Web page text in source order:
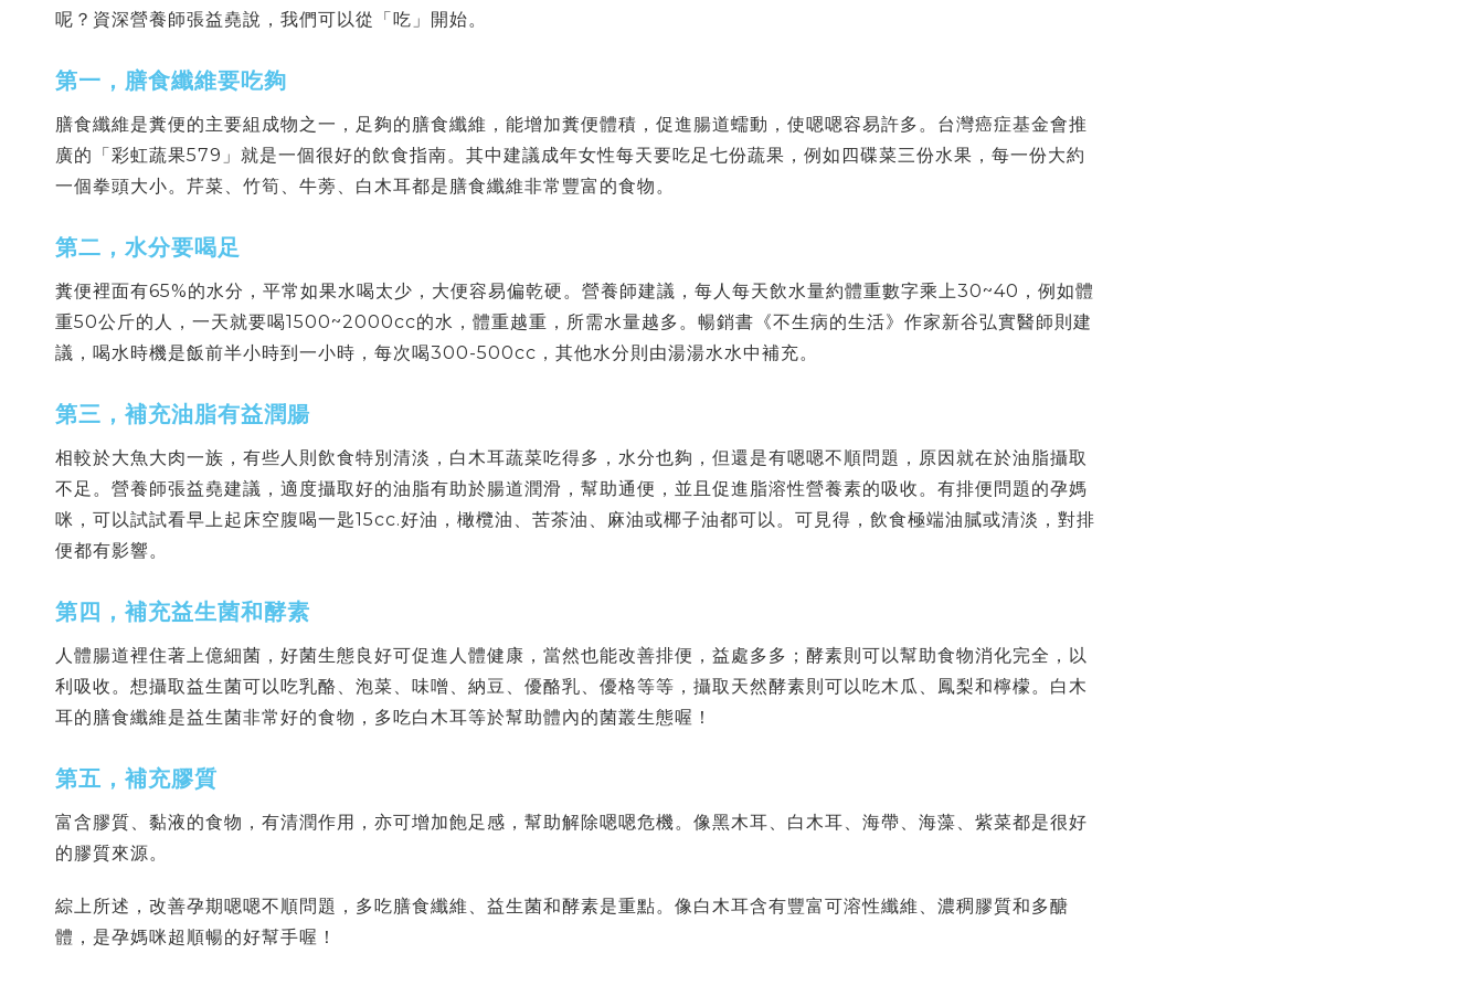
呢？資深營養師張益堯說，我們可以從「吃」開始。
第一，膳食纖維要吃夠
膳食纖維是糞便的主要組成物之一，足夠的膳食纖維，能增加糞便體積，促進腸道蠕動，使嗯嗯容易許多。台灣癌症基金會推
廣的 「彩虹蔬果579」就是一個很好的飲食指南。其中建議成年女性每天要吃足七份蔬果，例如四碟菜三份水果，每一份大約
一個拳頭大小。芹菜、竹筍、牛蒡、白木耳都是膳食纖維非常豐富的食物。
第二，水分要喝足
糞便裡面有65%的水分，平常如果水喝太少，大便容易偏乾硬。 營養師建議，每人每天飲水量約體重數字乘上30~40，例如體
重50公斤的人，一天就要喝1500~2000cc的水，體重越重，所需水量越多。暢銷書《不生病的生活》作家新谷弘實醫師則建
議，喝水時機是飯前半小時到一小時，每次喝300-500cc，其他水分則由湯湯水水中補充。
第三，補充油脂有益潤腸
相較於大魚大肉一族，有些人則飲食特別清淡，白木耳蔬菜吃得多，水分也夠，但還是有嗯嗯不順問題，原因就在於油脂攝取
不足 。營養師張益堯建議，適度攝取好的油脂有助於腸道潤滑，幫助通便，並且促進脂溶性營養素的吸收。有排便問題的孕媽
咪，可以試試看早上起床空腹喝一匙15cc.好油，橄欖油、苦茶油、麻油或椰子油都可以。可見得，飲食極端油膩或清淡，對排
便都有影響。
第四，補充益生菌和酵素
人體腸道裡住著上億細菌，好菌生態良好可促進人體健康，當然也能改善排便，益處多多；酵素則可以幫助食物消化完全，以
利吸收。想攝取益生菌可以吃乳酪、泡菜、味噌、納豆、優酪乳、優格等等，攝取天然酵素則可以吃木瓜、鳳梨和檸檬。 白木
耳的膳食纖維是益生菌非常好的食物，多吃白木耳等於幫助體內的菌叢生態喔！
第五，補充膠質
富含膠質、黏液的食物，有清潤作用，亦可增加飽足感，幫助解除嗯嗯危機。像黑木耳、白木耳、海帶、海藻、紫菜都是很好
的膠質來源。
綜上所述，改善孕期嗯嗯不順問題，多吃膳食纖維、益生菌和酵素是重點。像白木耳含有豐富可溶性纖維、濃稠膠質和多醣
體，是孕媽咪超順暢的好幫手喔！